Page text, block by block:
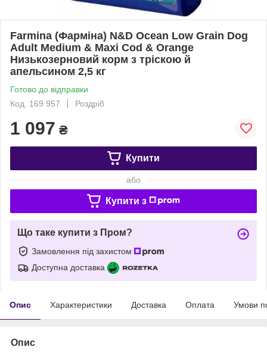
Farmina (Фарміна) N&D Ocean Low Grain Dog
Adult Medium & Maxi Cod & Orange
Низькозерновий корм з тріскою й
апельсином 2,5 кг
Готово до відправки
Код: 169 957
Роздріб
1 097 ₴
Купити
або
Купити з
Що таке купити з Пром?
Замовлення під захистом
Доступна доставка
Опис Характеристики Доставка Оплата Умови
Опис